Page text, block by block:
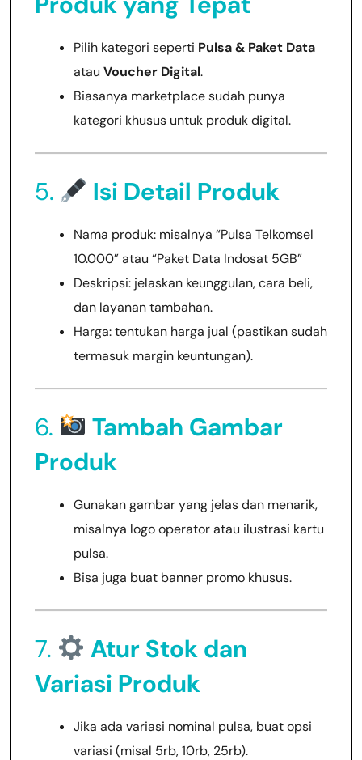
Pilih kategori seperti Pulsa & Paket Data
atau Voucher Digital.
Biasanya marketplace sudah punya
kategori khusus untuk produk digital.
5. Isi Detail Produk
Nama produk: misalnya “Pulsa Telkomsel
10.000” atau “Paket Data Indosat 5GB”
Deskripsi: jelaskan keunggulan, cara beli,
dan layanan tambahan.
Harga: tentukan harga jual (pastikan sudah
termasuk margin keuntungan).
6.
Tambah Gambar
Produk
Gunakan gambar yang jelas dan menarik,
misalnya logo operator atau ilustrasi kartu
pulsa.
Bisa juga buat banner promo khusus.
7.
Atur Stok dan
Variasi Produk
Jika ada variasi nominal pulsa, buat opsi
variasi (misal 5rb, 10rb, 25rb).